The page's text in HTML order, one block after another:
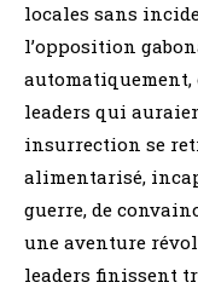
locales sans
l’opposition
leaders qui
insurrection se
alimentarisé,
guerre, de
une aventure
leaders finissent